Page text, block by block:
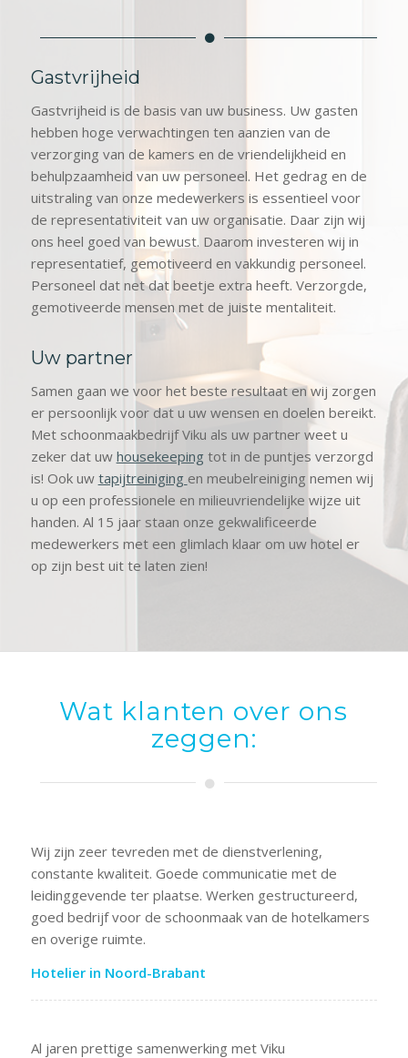
Gastvrijheid
Gastvrijheid is de basis van uw business. Uw gasten
hebben hoge verwachtingen ten aanzien van de
verzorging van de kamers en de vriendelijkheid en
behulpzaamheid van uw personeel. Het gedrag en de
uitstraling van onze medewerkers is essentieel voor
de representativiteit van uw organisatie. Daar zijn wij
ons heel goed van bewust. Daarom investeren wij in
representatief, gemotiveerd en vakkundig personeel.
Personeel dat net dat beetje extra heeft. Verzorgde,
gemotiveerde mensen met de juiste mentaliteit.
Uw partner
Samen gaan we voor het beste resultaat en wij zorgen
er persoonlijk voor dat u uw wensen en doelen bereikt.
Met schoonmaakbedrijf Viku als uw partner weet u
zeker dat uw housekeeping tot in de puntjes verzorgd
is! Ook uw tapijtreiniging en meubelreiniging nemen wij
u op een professionele en milieuvriendelijke wijze uit
handen. Al 15 jaar staan onze gekwalificeerde
medewerkers met een glimlach klaar om uw hotel er
op zijn best uit te laten zien!
Wat klanten over ons
zeggen:
Wij zijn zeer tevreden met de dienstverlening,
constante kwaliteit. Goede communicatie met de
leidinggevende ter plaatse. Werken gestructureerd,
goed bedrijf voor de schoonmaak van de hotelkamers
en overige ruimte.
Hotelier in Noord-Brabant
Al jaren prettige samenwerking met Viku